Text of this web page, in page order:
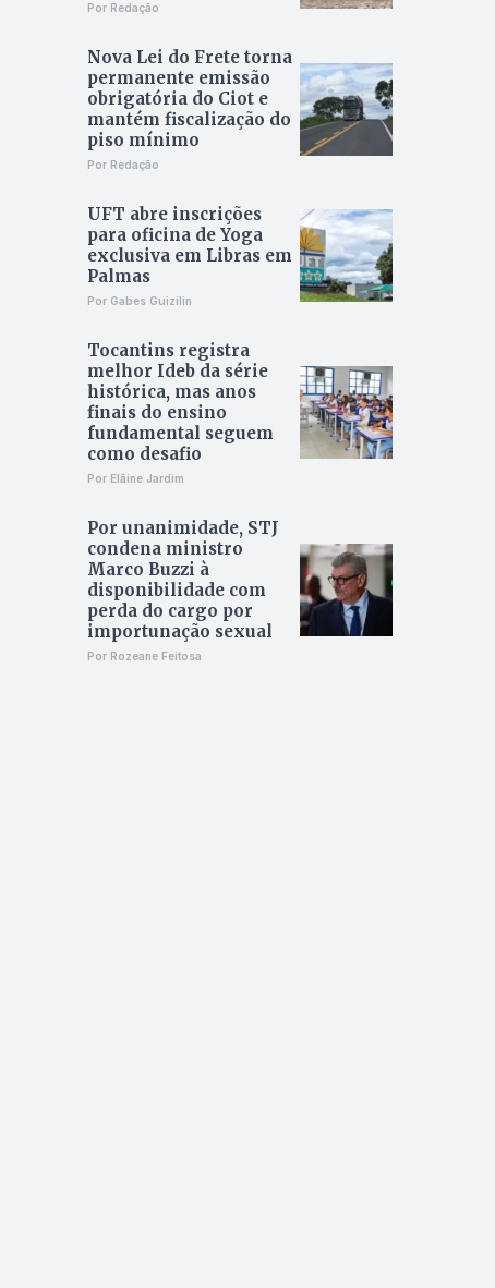
Por Redação
Nova Lei do Frete torna
permanente emissão
obrigatória do Ciot e
mantém fiscalização do
piso mínimo
Por Redação
UFT abre inscrições
para oficina de Yoga
exclusiva em Libras em
Palmas
Por Gabes Guizilin
Tocantins registra
melhor Ideb da série
histórica, mas anos
finais do ensino
fundamental seguem
como desafio
Por Elâine Jardim
Por unanimidade, STJ
condena ministro
Marco Buzzi à
disponibilidade com
perda do cargo por
importunação sexual
Por Rozeane Feitosa